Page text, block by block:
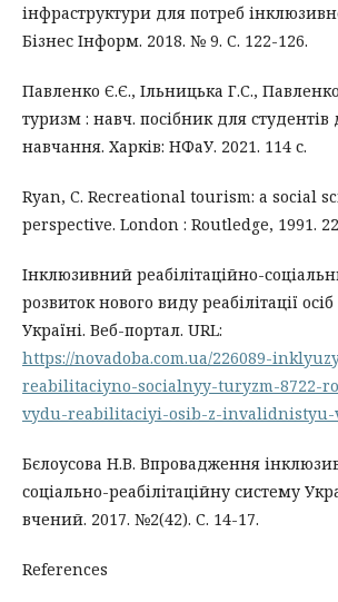
інфраструктури для потреб
Бізнес Інформ. 2018. № 9. С. 122-126.
Павленко Є.Є., Ільницька Г.С.,
туризм : навч. посібник для
навчання. Харків: НФаУ. 2021. 114 с.
Ryan, C. Recreational tourism: a social
perspective. London : Routledge, 1991.
Інклюзивний реабілітаційно-
розвиток нового виду реабілітації
Україні. Веб-портал. URL:
https://novadoba.com.ua/226089-
reabilitaciyno-socialnyy-turyzm-8722-
vydu-reabilitaciyi-osib-z-
Бєлоусова Н.В. Впровадження
соціально-реабілітаційну систему
вчений. 2017. №2(42). С. 14-17.
References